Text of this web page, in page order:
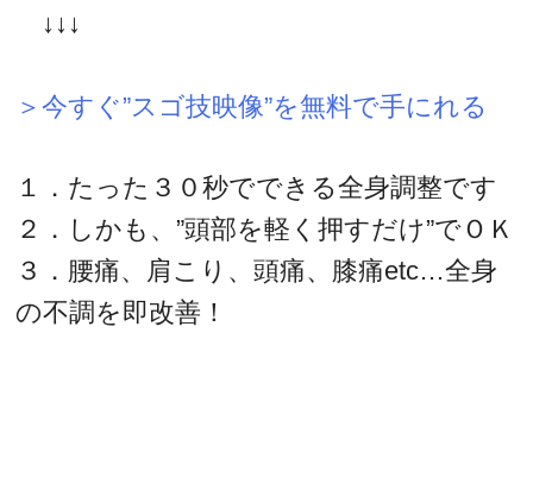
↓↓↓
＞今すぐ”スゴ技映像”を無料で手にれる
１．たった３０秒でできる全身調整です
２．しかも、”頭部を軽く押すだけ”でＯＫ
３．腰痛、肩こり、頭痛、膝痛etc…全身
の不調を即改善！